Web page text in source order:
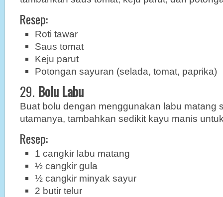
Resep:
Roti tawar
Saus tomat
Keju parut
Potongan sayuran (selada, tomat, paprika)
29. Bolu Labu
Buat bolu dengan menggunakan labu matang
utamanya, tambahkan sedikit kayu manis
Resep:
1 cangkir labu matang
½ cangkir gula
½ cangkir minyak sayur
2 butir telur